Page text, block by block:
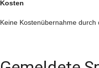
Kosten
Keine Kostenübernahme durch